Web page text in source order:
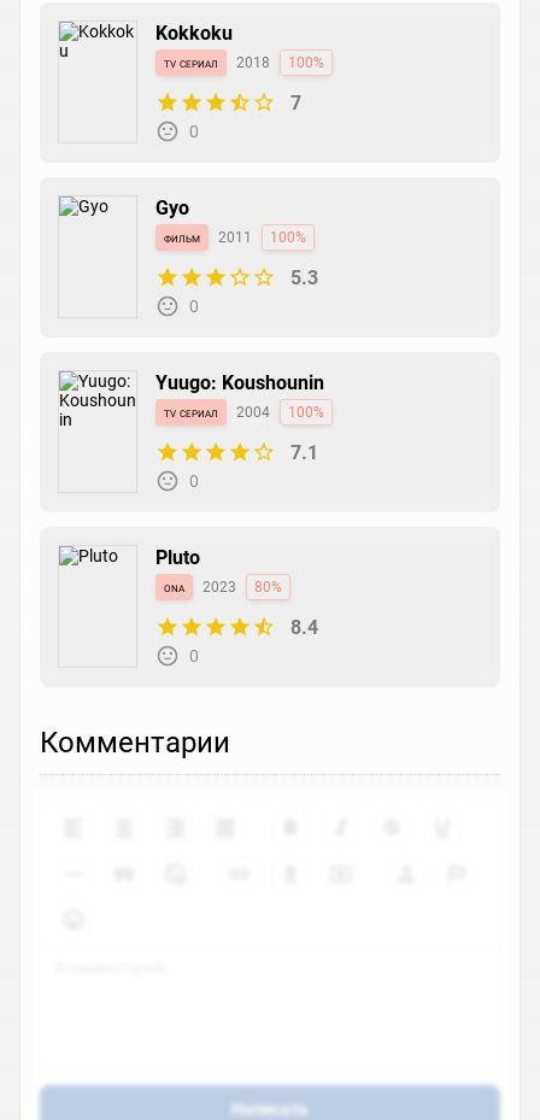
Kokkoku
tv сериал 2018 100%
7
0
Gyo
фильм 2011 100%
5.3
0
Yuugo: Koushounin
tv сериал 2004 100%
7.1
0
Pluto
ona 2023 80%
8.4
0
Комментарии
Написать